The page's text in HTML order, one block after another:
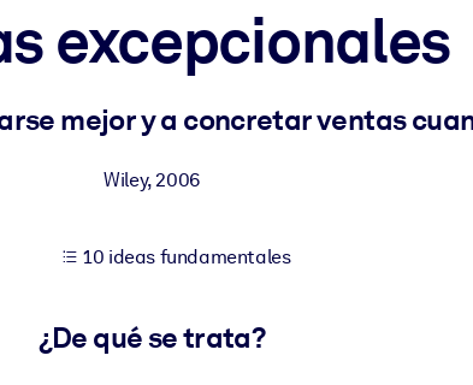
listos para usar.
los resultados.
excepcionales
mejor y a concretar ventas
Wiley,2006
10 ideas fundamentales
¿De qué se trata?